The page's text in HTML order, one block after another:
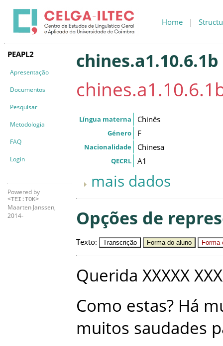
Home |
PEAPL2
Apresentação
Documentos
Pesquisar
Metodologia
FAQ
Login
Powered by
<TEI:TOK>
Maarten Janssen,
2014-
chines.a1.10.6.1b
Língua materna Chinês
Género F
Nacionalidade Chinesa
QECRL A1
mais dados
Opções de
Texto: Transcrição Forma do aluno Forma
Querida XXXXX
Como estas? Há
muitos saudades